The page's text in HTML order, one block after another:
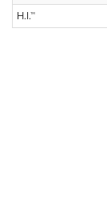
H.I.™